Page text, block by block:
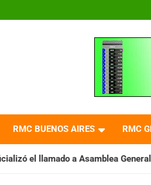
RMC BUENOS AIRES RMC
a Asamblea General Ordinaria